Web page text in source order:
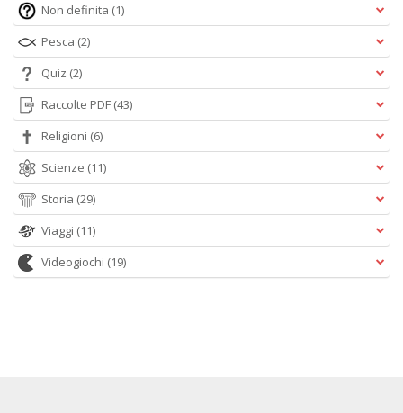
Non definita (1)
Pesca (2)
Quiz (2)
Raccolte PDF (43)
Religioni (6)
Scienze (11)
Storia (29)
Viaggi (11)
Videogiochi (19)